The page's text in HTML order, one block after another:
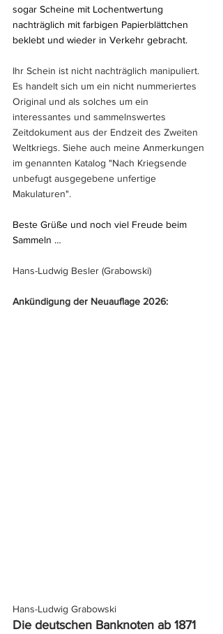
sogar Scheine mit Lochentwertung
nachträglich mit farbigen Papierblättchen
beklebt und wieder in Verkehr gebracht.
Ihr Schein ist nicht nachträglich manipuliert.
Es handelt sich um ein nicht nummeriertes
Original und als solches um ein
interessantes und sammelnswertes
Zeitdokument aus der Endzeit des Zweiten
Weltkriegs. Siehe auch meine Anmerkungen
im genannten Katalog "Nach Kriegsende
unbefugt ausgegebene unfertige
Makulaturen".
Beste Grüße und noch viel Freude beim
Sammeln …
Hans-Ludwig Besler (Grabowski)
Ankündigung der Neuauflage 2026:
Hans-Ludwig Grabowski
Die deutschen Banknoten ab 1871